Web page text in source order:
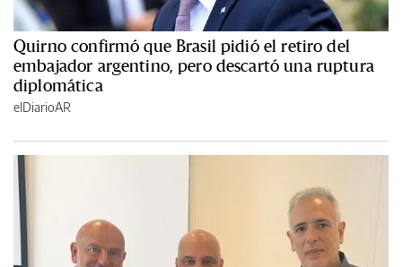
Quirno confirmó que Brasil pidió el retiro del
embajador argentino, pero descartó una ruptura
diplomática
elDiarioAR